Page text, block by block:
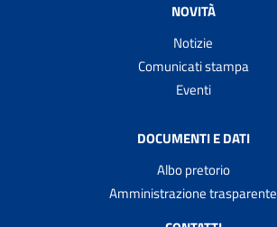
NOVITÀ
Notizie
Comunicati stampa
Eventi
DOCUMENTI E DATI
Albo pretorio
Amministrazione trasparente